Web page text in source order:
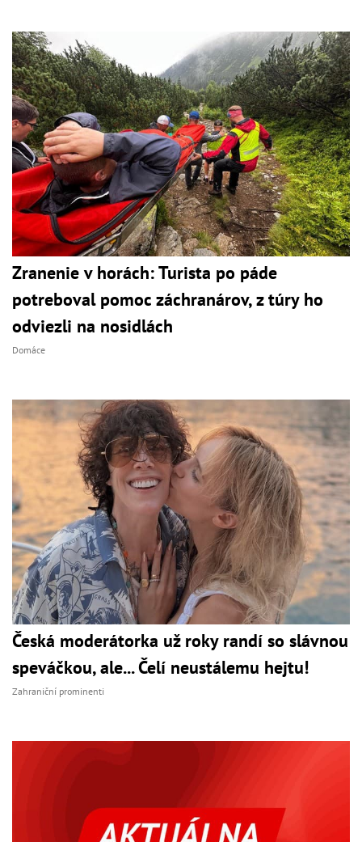
Zranenie v horách: Turista po páde
potreboval pomoc záchranárov, z túry ho
odviezli na nosidlách
Domáce
Česká moderátorka už roky randí so slávnou
speváčkou, ale... Čelí neustálemu hejtu!
Zahraniční prominenti